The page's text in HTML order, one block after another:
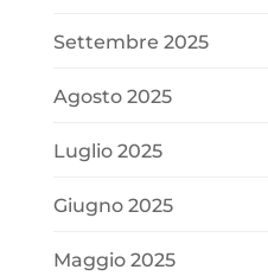
Settembre 2025
Agosto 2025
Luglio 2025
Giugno 2025
Maggio 2025